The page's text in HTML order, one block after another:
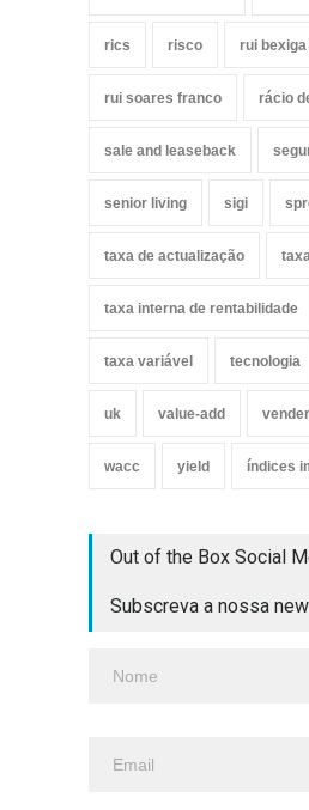
rics risco rui
rui soares franco rácio
sale and leaseback
senior living sigi
taxa de actualização
taxa interna de rentabilidade
taxa variável tecnologia
uk value-add
wacc yield índices
Out of the Box Social
Subscreva a nossa